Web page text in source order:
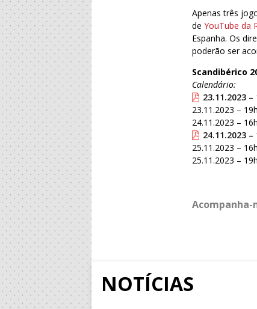
Apenas três
deYouTube da
Espanha. Os
poderão ser
Scandibérico
Calendário:
23.11.2023 –
23.11.2023 –
24.11.2023 –
24.11.2023 –
25.11.2023 –
25.11.2023 –
Acompanha-
NOTÍCIAS